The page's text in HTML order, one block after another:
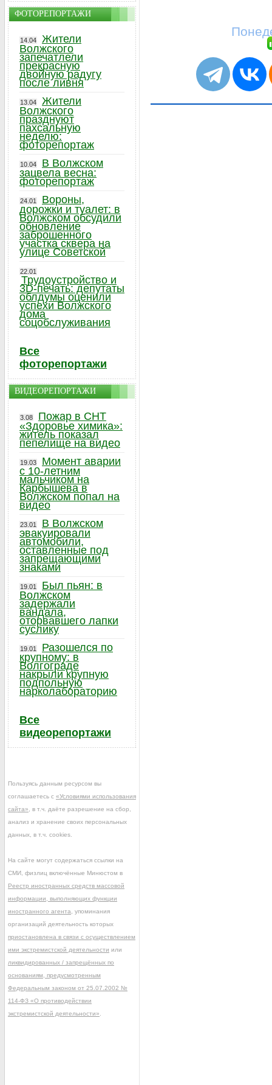
ФОТОРЕПОРТАЖИ
14.04
Жители
Волжского
запечатлели
прекрасную
двойную радугу
после ливня
13.04
Жители
Волжского
празднуют
пахсальную
неделю:
фоторепортаж
10.04
В Волжском
зацвела весна:
фоторепортаж
24.01
Вороны,
дорожки и туалет: в
Волжском обсудили
обновление
заброшенного
участка сквера на
улице Советской
22.01
Трудоустройство и
3D-печать: депутаты
облдумы оценили
успехи Волжского
дома
соцобслуживания
Все
фоторепортажи
ВИДЕОРЕПОРТАЖИ
3.08
Пожар в СНТ
«Здоровье химика»:
житель показал
пепелище на видео
19.03
Момент аварии
с 10-летним
мальчиком на
Карбышева в
Волжском попал на
видео
23.01
В Волжском
эвакуировали
автомобили,
оставленные под
запрещающими
знаками
19.01
Был пьян: в
Волжском
задержали
вандала,
оторвавшего лапки
суслику
19.01
Разошелся по
крупному: в
Волгограде
накрыли крупную
подпольную
нарколабораторию
Все
видеорепортажи
Пользуясь данным ресурсом вы
соглашаетесь с «Условиями использования
сайта» , в т.ч. даёте разрешение на сбор,
анализ и хранение своих персональных
данных, в т.ч. cookies.
На сайте могут содержаться ссылки на
СМИ, физлиц включённые Минюстом в
Реестр иностранных средств массовой
информации, выполняющих функции
иностранного агента , упоминания
организаций деятельность которых
приостановлена в связи с осуществлением
ими экстремистской деятельности или
ликвидированных / запрещённых по
основаниям, предусмотренным
Федеральным законом от 25.07.2002 №
114-ФЗ «О противодействии
экстремистской деятельности»